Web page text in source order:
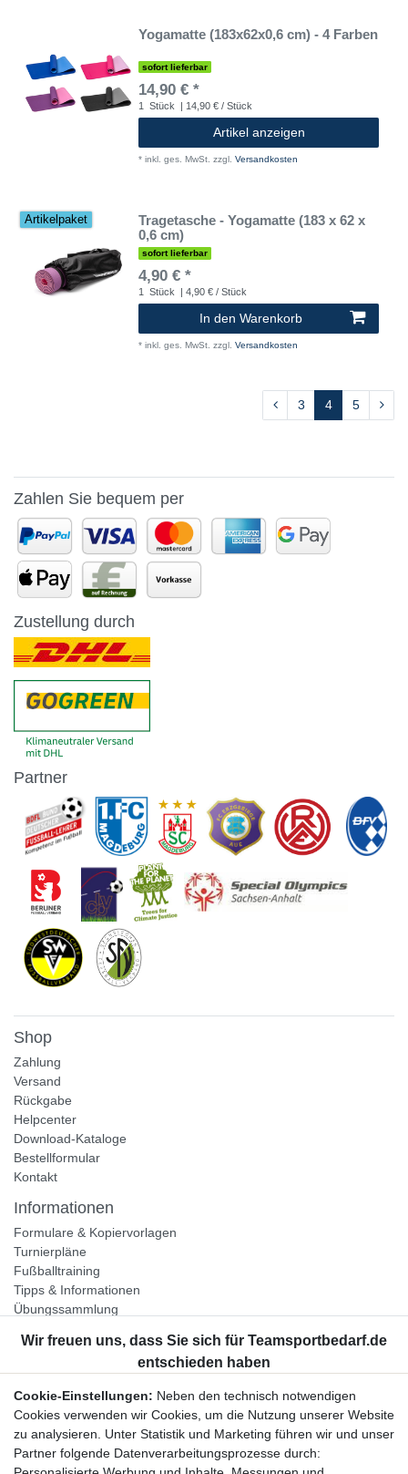
Yogamatte (183x62x0,6 cm) - 4 Farben
sofort lieferbar
14,90 € *
1 Stück | 14,90 € / Stück
Artikel anzeigen
* inkl. ges. MwSt. zzgl. Versandkosten
Artikelpaket
Tragetasche - Yogamatte (183 x 62 x
0,6 cm)
sofort lieferbar
4,90 € *
1 Stück | 4,90 € / Stück
In den Warenkorb
* inkl. ges. MwSt. zzgl. Versandkosten
3 4 5
Zahlen Sie bequem per
Zustellung durch
Partner
Shop
Zahlung
Versand
Rückgabe
Helpcenter
Download-Kataloge
Bestellformular
Kontakt
Informationen
Formulare & Kopiervorlagen
Turnierpläne
Fußballtraining
Tipps & Informationen
Übungssammlung
Unternehmen
Widerrufsrecht
Bestellung widerrufen
Cookie-Einstellungen: Neben den technisch notwendigen
Cookies verwenden wir Cookies, um die Nutzung unserer Website
zu analysieren. Unter Statistik und Marketing führen wir und unser
Partner folgende Datenverarbeitungsprozesse durch: